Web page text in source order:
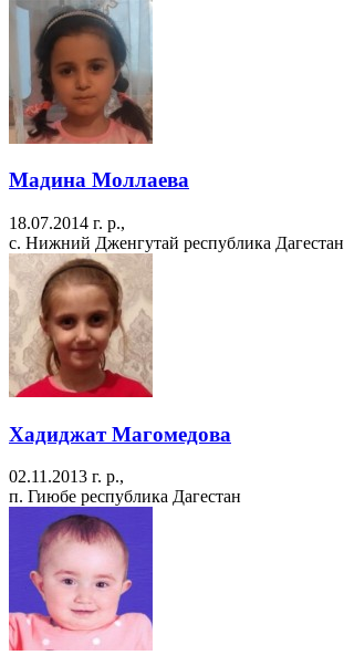
Мадина Моллаева
18.07.2014 г. р.,
с. Нижний Дженгутай республика Дагестан
Хадиджат Магомедова
02.11.2013 г. р.,
п. Гиюбе республика Дагестан